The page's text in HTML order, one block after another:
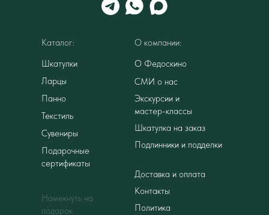
Каталог:
Шкатулки
Ларцы
Панно
Текстиль
Сувениры
Подарочные
сертификаты
Намекнуть на
подарок
О компании:
О Федоскино
Контакты
Экскурсии и
мастер-классы
Подлинники и подделки
Доставка и оплата
Шкатулка на заказ
Политика
СМИ о нас